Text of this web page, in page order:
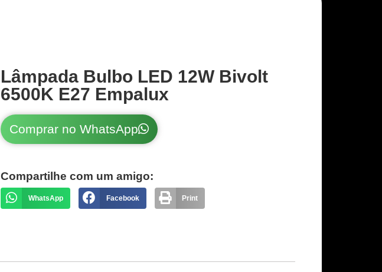
Lâmpada Bulbo LED 12W Bivolt
6500K E27 Empalux
Comprar no WhatsApp
Compartilhe com um amigo:
WhatsApp Facebook Print